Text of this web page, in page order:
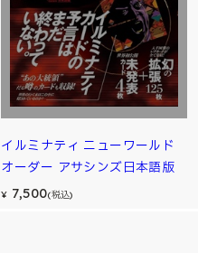
イルミナティ ニューワールド
オーダー アサシンズ日本語版
¥ 7,500(税込)